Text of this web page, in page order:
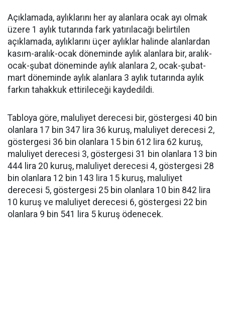
Açıklamada, aylıklarını her ay alanlara ocak ayı olmak
üzere 1 aylık tutarında fark yatırılacağı belirtilen
açıklamada, aylıklarını üçer aylıklar halinde alanlardan
kasım-aralık-ocak döneminde aylık alanlara bir, aralık-
ocak-şubat döneminde aylık alanlara 2, ocak-şubat-
mart döneminde aylık alanlara 3 aylık tutarında aylık
farkın tahakkuk ettirileceği kaydedildi.
Tabloya göre, maluliyet derecesi bir, göstergesi 40 bin
olanlara 17 bin 347 lira 36 kuruş, maluliyet derecesi 2,
göstergesi 36 bin olanlara 15 bin 612 lira 62 kuruş,
maluliyet derecesi 3, göstergesi 31 bin olanlara 13 bin
444 lira 20 kuruş, maluliyet derecesi 4, göstergesi 28
bin olanlara 12 bin 143 lira 15 kuruş, maluliyet
derecesi 5, göstergesi 25 bin olanlara 10 bin 842 lira
10 kuruş ve maluliyet derecesi 6, göstergesi 22 bin
olanlara 9 bin 541 lira 5 kuruş ödenecek.